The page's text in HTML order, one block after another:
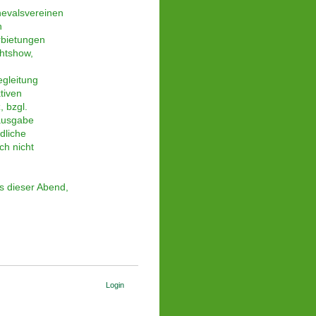
nicht
Abend,
Login